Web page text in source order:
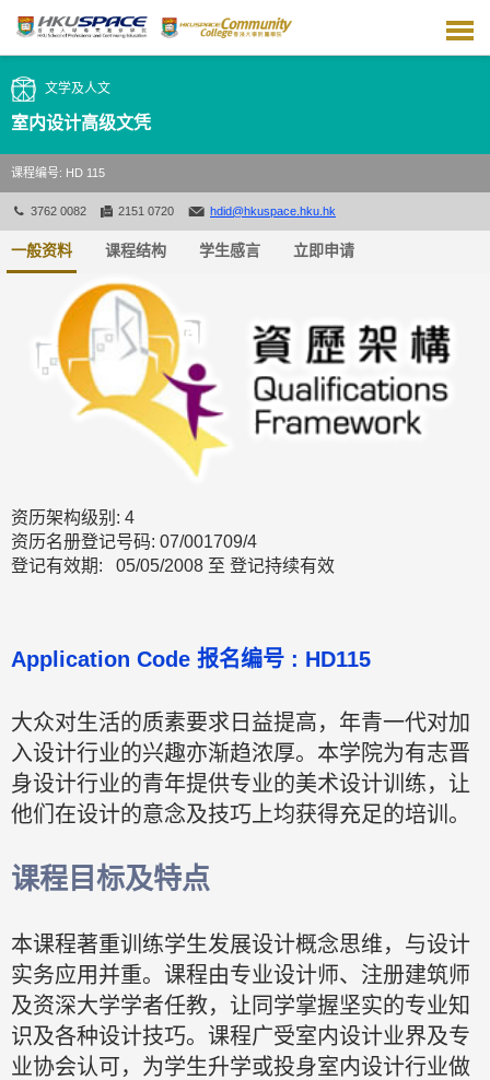
主
要
内
容
文学及人文
室内设计高级文凭
课程编号: HD 115
3762 0082 2151 0720 hdid@hkuspace.hku.hk
一般资料 课程结构 学生感言 立即申请
资历架构级别: 4
资历名册登记号码: 07/001709/4
登记有效期: 05/05/2008 至 登记持续有效
Application Code 报名编号 : HD115
大众对生活的质素要求日益提高，年青一代对加
入设计行业的兴趣亦渐趋浓厚。本学院为有志晋
身设计行业的青年提供专业的美术设计训练，让
他们在设计的意念及技巧上均获得充足的培训。
课程目标及特点
本课程著重训练学生发展设计概念思维，与设计
实务应用并重。课程由专业设计师、注册建筑师
及资深大学学者任教，让同学掌握坚实的专业知
识及各种设计技巧。课程广受室内设计业界及专
业协会认可，为学生升学或投身室内设计行业做